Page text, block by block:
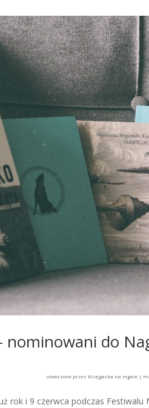
nominowani do
utworzone przez Księgarka na regale|
rok i 9 czerwca podczas